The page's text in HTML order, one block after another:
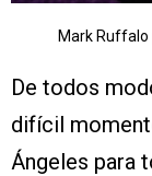
Mark Ruffalo
De todos
difícil
Ángeles para